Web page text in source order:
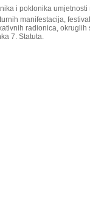
i poklonika
manifestacija,
radionica, okruglih
7. Statuta.